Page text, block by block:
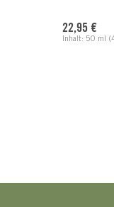
Inhalt: 50 ml
22,95 €